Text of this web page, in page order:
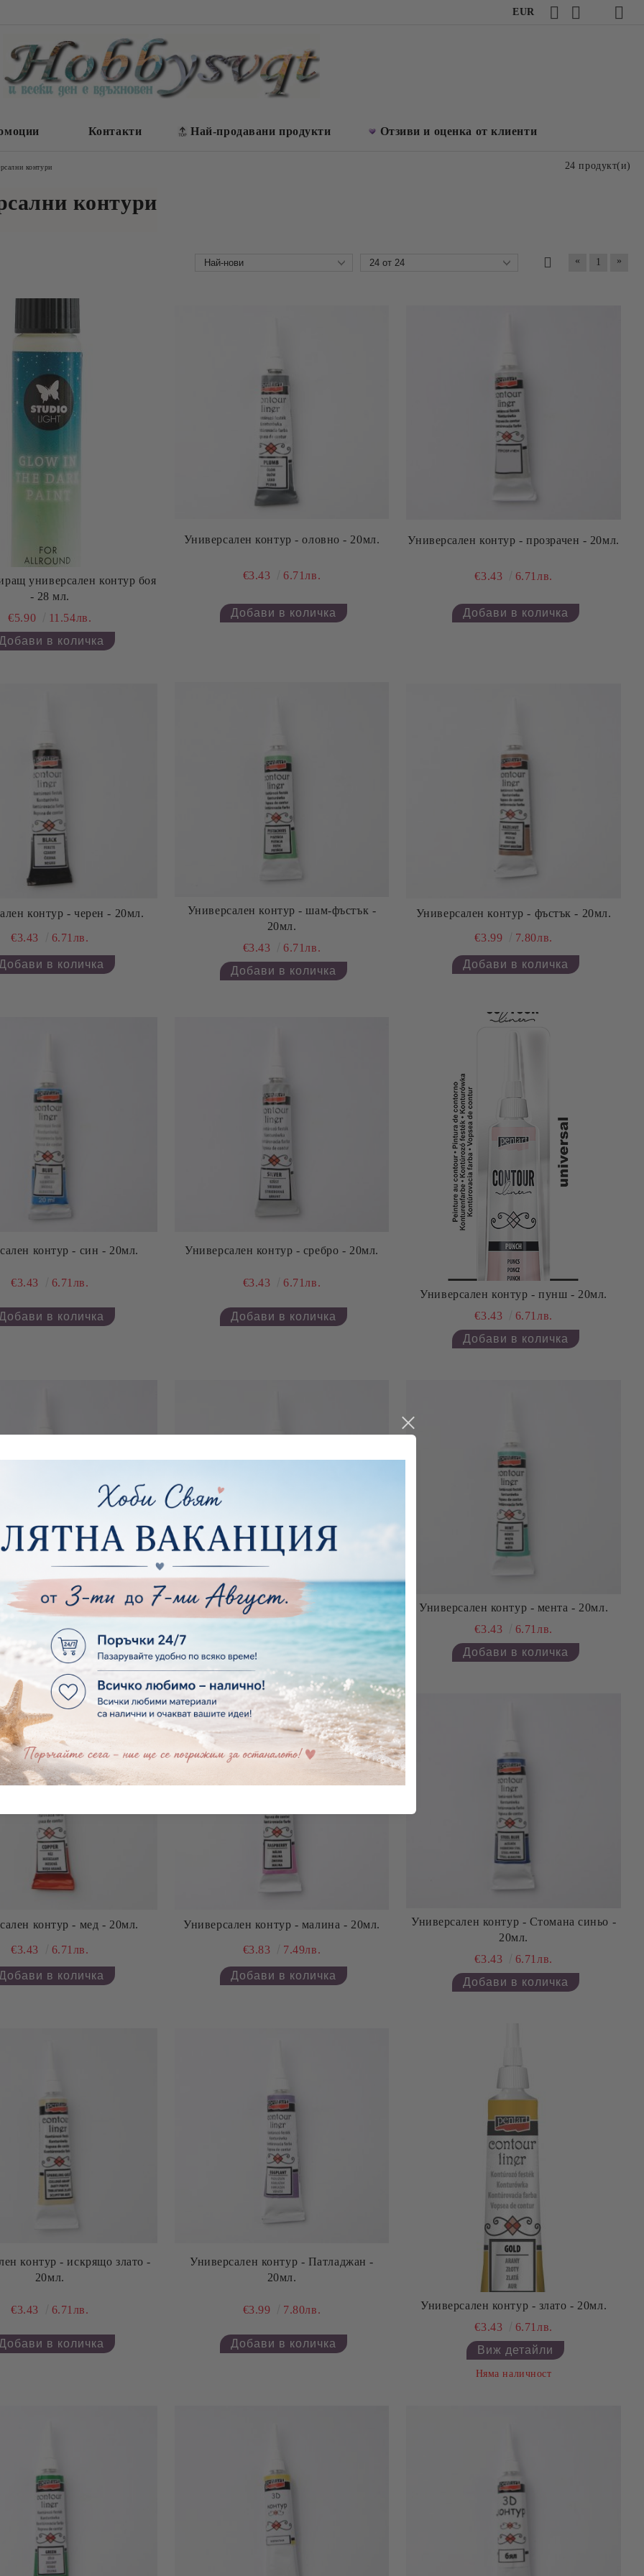
EUR
Контакти Най-продавани продукти Отзиви и оценка от клиенти
контури
контури
24 продукт(и)
« 1 »
универсален контур боя
- 28 мл.
€5.90
11.54лв.
Универсален контур - оловно - 20мл.
€3.43 6.71лв.
Универсален контур - прозрачен - 20мл.
€3.43 6.71лв.
контур - черен - 20мл.
€3.43 6.71лв.
Универсален контур - шам-фъстък -
20мл.
€3.43
6.71лв.
Универсален контур - фъстък - 20мл.
€3.99 7.80лв.
контур - син - 20мл.
€3.43 6.71лв.
Универсален контур - сребро - 20мл.
€3.43
6.71лв.
Универсален контур - пунш - 20мл.
€3.43
6.71лв.
контур - перла - 20мл.
6.71лв.
Универсален контур - Ружа - 20мл.
7.80лв.
Универсален контур - мента - 20мл.
€3.43
6.71лв.
контур - мед - 20мл.
€3.43 6.71лв.
Универсален контур - малина - 20мл.
€3.83 7.49лв.
Универсален контур - Стомана синьо -
20мл.
€3.43
6.71лв.
контур - искрящо злато -
20мл.
€3.43 6.71лв.
Универсален контур - Патладжан -
20мл.
€3.99 7.80лв.
Универсален контур - злато - 20мл.
€3.43
6.71лв.
Виж детайли
Няма наличност